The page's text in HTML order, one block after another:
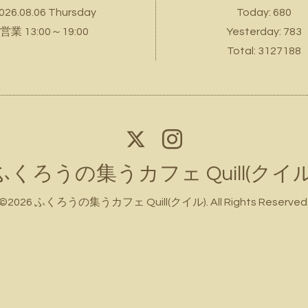
Thursday
営業 13:00～19:00
Today: 680
Yesterday: 783
Total: 3127188
くろうの集うカフェ Quill(クイ
ふくろうの集うカフェ Quill(クイル) . All Rights